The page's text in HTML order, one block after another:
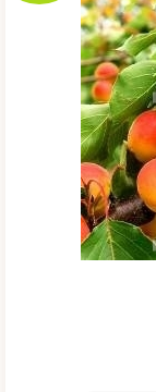
Сливы
Хурма
Черешни
Яблони
Плодовые